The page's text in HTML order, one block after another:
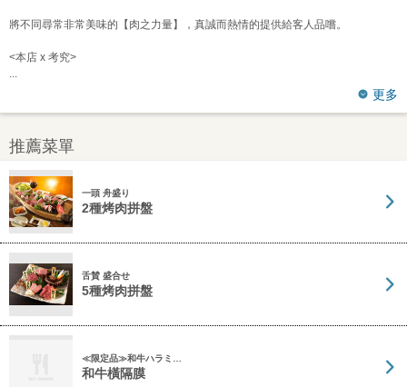
將不同尋常非常美味的【肉之力量】，真誠而熱情的提供給客人品嚐。
<本店 x 考究>
更多
推薦菜單
一頭 舟盛り
2種烤肉拼盤
舌賛 盛合せ
5種烤肉拼盤
≪限定品≫和牛ハラミ…
和牛橫隔膜